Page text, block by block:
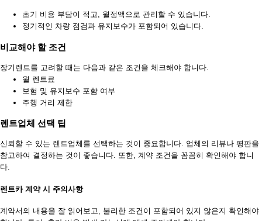
초기 비용 부담이 적고, 월정액으로 관리할 수 있습니다.
정기적인 차량 점검과 유지보수가 포함되어 있습니다.
비교해야 할 조건
장기렌트를 고려할 때는 다음과 같은 조건을 체크해야 합니다.
월 렌트료
보험 및 유지보수 포함 여부
주행 거리 제한
렌트업체 선택 팁
신뢰할 수 있는 렌트업체를 선택하는 것이 중요합니다. 업체의 리뷰나 평판을
참고하여 결정하는 것이 좋습니다. 또한, 계약 조건을 꼼꼼히 확인해야 합니
다.
렌트카 계약 시 주의사항
계약서의 내용을 잘 읽어보고, 불리한 조건이 포함되어 있지 않은지 확인해야